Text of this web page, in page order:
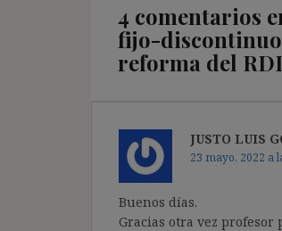
4 comentarios
fijo-
reforma del
JUSTO LUIS
23 mayo, 2022 a
Buenos días.
Gracias otra vez